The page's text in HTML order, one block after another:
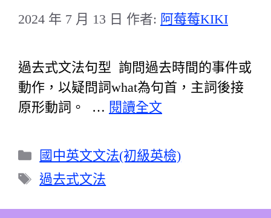
2024 年 7 月 13 日 作者: 阿莓莓KIKI
過去式文法句型 詢問過去時間的事件或
動作，以疑問詞what為句首，主詞後接
原形動詞。 … 閱讀全文
分
類
國中英文文法(初級英檢)
標
過去式文法